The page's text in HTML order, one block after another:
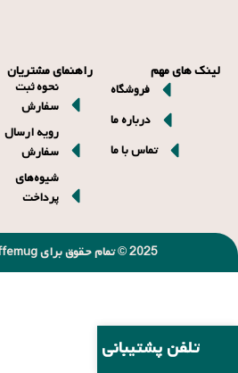
لینک های مهم
فروشگاه
درباره ما
تماس با ما
راهنمای مشتریان
نحوه ثبت
سفارش
رویه ارسال
سفارش
شیوه‌های
پرداخت
2025 © تمام حقوق برای Coffemug محفوظ است.
تلفن پشتیبانی